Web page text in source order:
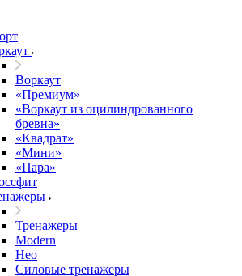
Воркаут
«Премиум»
«Воркаут из оцилиндрованного
бревна»
«Квадрат»
«Мини»
«Пара»
Тренажеры
Modern
Нео
Силовые тренажеры